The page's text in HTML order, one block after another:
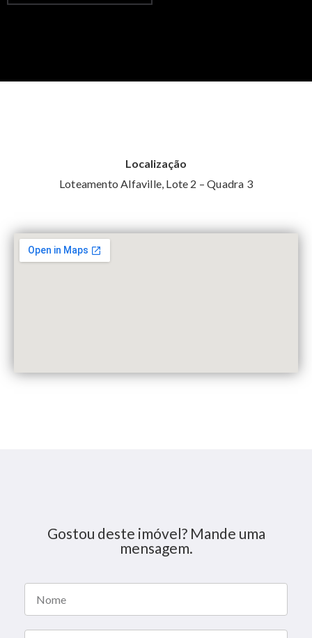
Localização
Loteamento Alfaville, Lote 2 – Quadra 3
Gostou deste imóvel? Mande uma
mensagem.